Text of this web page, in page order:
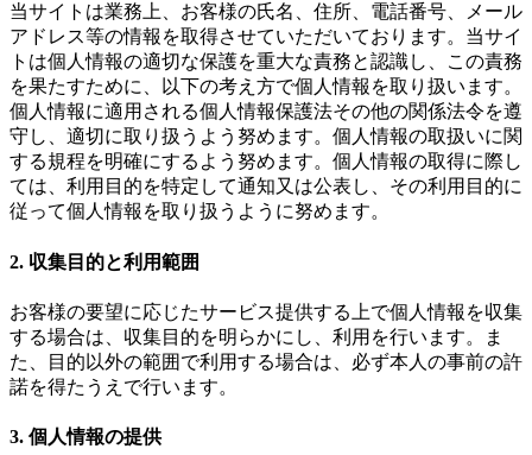
当サイトは業務上、お客様の氏名、住所、電話番号、メール
アドレス等の情報を取得させていただいております。当サイ
トは個人情報の適切な保護を重大な責務と認識し、この責務
を果たすために、以下の考え方で個人情報を取り扱います。
個人情報に適用される個人情報保護法その他の関係法令を遵
守し、適切に取り扱うよう努めます。個人情報の取扱いに関
する規程を明確にするよう努めます。個人情報の取得に際し
ては、利用目的を特定して通知又は公表し、その利用目的に
従って個人情報を取り扱うように努めます。
2. 収集目的と利用範囲
お客様の要望に応じたサービス提供する上で個人情報を収集
する場合は、収集目的を明らかにし、利用を行います。ま
た、目的以外の範囲で利用する場合は、必ず本人の事前の許
諾を得たうえで行います。
3. 個人情報の提供